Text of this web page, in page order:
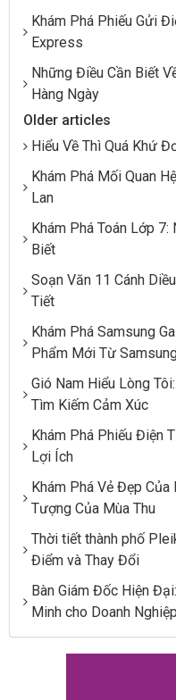
Khám Phá Phiếu Gửi
Express
Những Điều Cần Biết
Hàng Ngày
Older articles
Hiểu Về Thì Quá Khứ
Khám Phá Mối Quan
Lan
Khám Phá Toán Lớp
Biết
Soạn Văn 11 Cánh
Tiết
Khám Phá Samsung
Phẩm Mới Từ
Gió Nam Hiểu Lòng
Tìm Kiếm Cảm Xúc
Khám Phá Phiếu Điện
Lợi Ích
Khám Phá Vẻ Đẹp Của
Tượng Của Mùa Thu
Thời tiết thành phố
Điểm và Thay Đổi
Bàn Giám Đốc Hiện
Minh cho Doanh Nghiệp